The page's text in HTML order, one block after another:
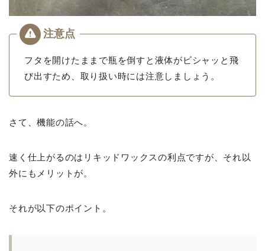
フタを開けたままで瓶を倒すと液体がビシャッと飛
び出すため、取り扱い時には注意しましょう。
さて、機能の話へ。
速く仕上がるのはリキッドワックスの利点ですが、それ以
外にもメリットが。
それが以下のポイント。